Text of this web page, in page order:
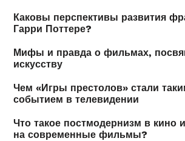
Каковы перспективы развития
Гарри Поттере?
Мифы и правда о фильмах,
искусству
Чем «Игры престолов» стали
событием в телевидении
Что такое постмодернизм в кино
на современные фильмы?